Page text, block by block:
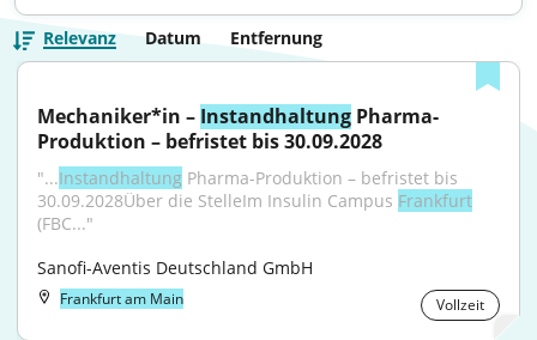
Relevanz Datum Entfernung
Mechaniker*in – Instandhaltung Pharma-
Produktion – befristet bis 30.09.2028
"...Instandhaltung Pharma-Produktion – befristet bis
30.09.2028Über die StelleIm Insulin Campus Frankfurt
(FBC..."
Sanofi-Aventis Deutschland GmbH
Frankfurt am Main Vollzeit